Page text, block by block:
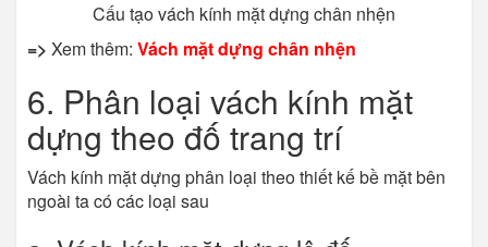
Cấu tạo vách kính mặt dựng chân nhện
=> Xem thêm: Vách mặt dựng chân nhện
6. Phân loại vách kính mặt
dựng theo đố trang trí
Vách kính mặt dựng phân loại theo thiết kế bề mặt bên
ngoài ta có các loại sau